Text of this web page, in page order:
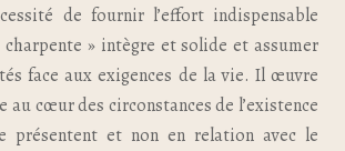
de fournir l’effort indispensable
» intègre et solide et assumer
face aux exigences de la vie. Il œuvre
au cœur des circonstances de l’existence
présentent et non en relation avec le